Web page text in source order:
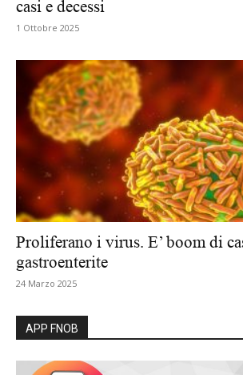
casi e decessi
1 Ottobre 2025
Proliferano i virus. E’ boom di
gastroenterite
24 Marzo 2025
APP FNOB